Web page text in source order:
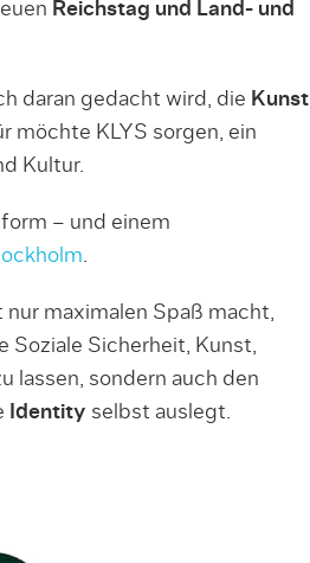
Reichstag und Land- und
daran gedacht wird, die Kunst
möchte KLYS sorgen, ein
Kultur.
– und einem
.
maximalen Spaß macht,
Soziale Sicherheit, Kunst,
lassen, sondern auch den
Identity selbst auslegt.